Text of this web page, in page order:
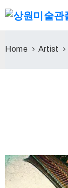
Home Artist